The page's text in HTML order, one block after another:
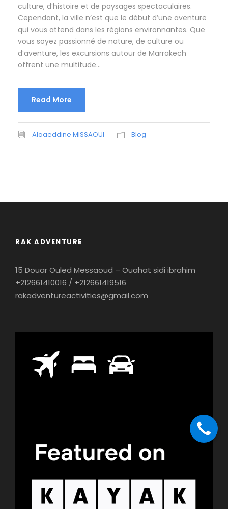
culture, d’histoire et de paysages spectaculaires.
Cependant, la ville n’est que le début d’une aventure
qui vous attend dans les régions environnantes. Que
vous soyez passionné de nature, de culture ou
d’aventure, les excursions autour de Marrakech
offrent une multitude...
Read More
Alaaeddine MISSAOUI Blog
RAK ADVENTURE
15 Douar Ouled Messaoud – Ouahat sidi ibrahim
+212661410016 / +212661419516
rakadventureactivities@gmail.com